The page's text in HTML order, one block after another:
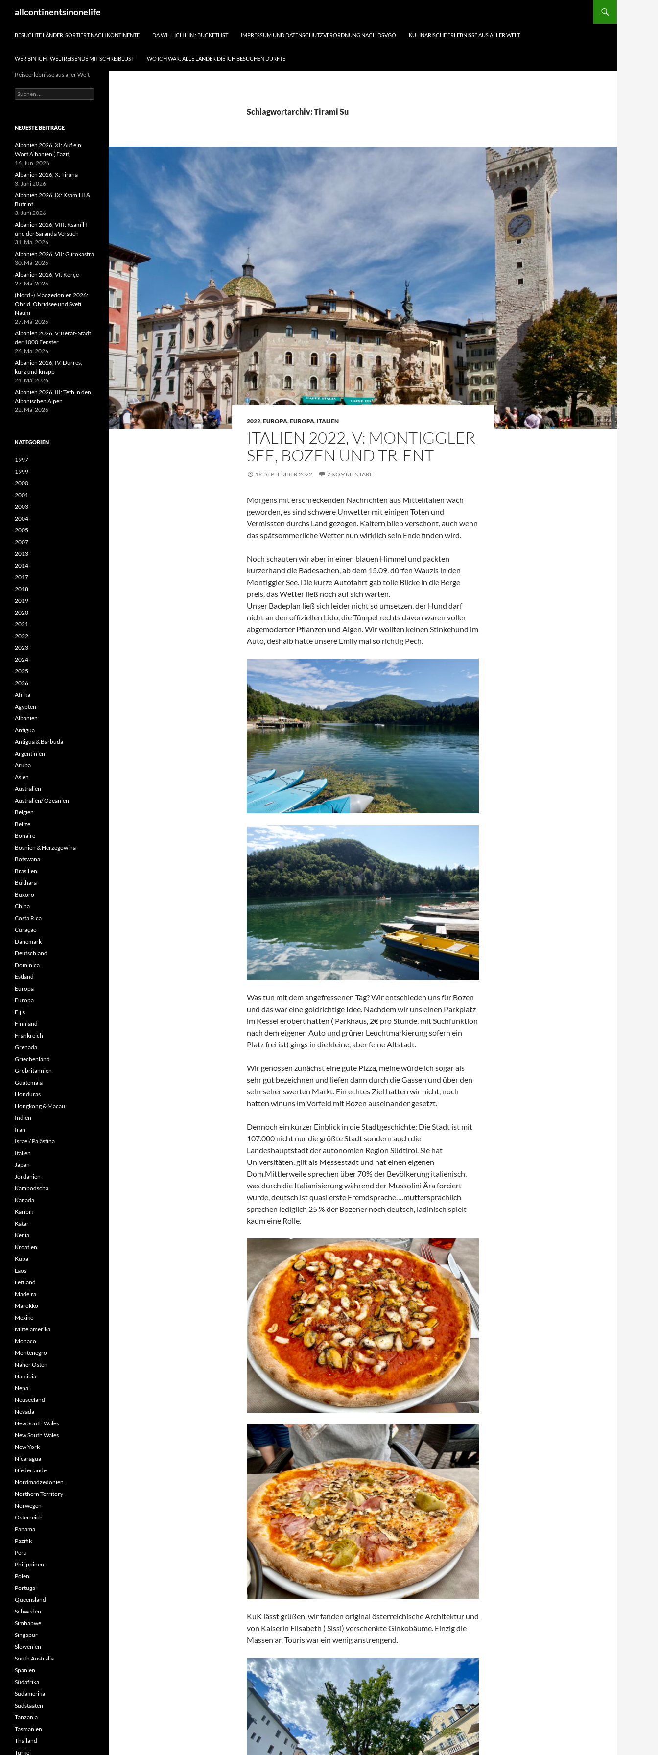
Inhaltallcontinentsinonelife
BESUCHTE LÄNDER, SORTIERT NACH KONTINENTE DA WILL ICH HIN : BUCKETLIST IMPRESSUM UND DATENSCHUTZVERORDNUNG NACH DSVGO KULINARISCHE ERLEBNISSE AUS ALLER WELT
WER BIN ICH : WELTREISENDE MIT SCHREIBLUST WO ICH WAR: ALLE LÄNDER DIE ICH BESUCHEN DURFTE
Schlagwortarchiv: Tirami Su
2022,EUROPA,EUROPA, ITALIEN
ITALIEN 2022, V: MONTIGGLER
SEE, BOZEN UND TRIENT
19. SEPTEMBER 2022 2 KOMMENTARE
Morgens mit erschreckenden Nachrichten aus Mittelitalien wach
geworden, es sind schwere Unwetter mit einigen Toten und
Vermissten durchs Land gezogen. Kaltern blieb verschont, auch wenn
das spätsommerliche Wetter nun wirklich sein Ende finden wird.
Noch schauten wir aber in einen blauen Himmel und packten
kurzerhand die Badesachen, ab dem 15.09. dürfen Wauzis in den
Montiggler See. Die kurze Autofahrt gab tolle Blicke in die Berge
preis, das Wetter ließ noch auf sich warten.
Unser Badeplan ließ sich leider nicht so umsetzen, der Hund darf
nicht an den offiziellen Lido, die Tümpel rechts davon waren voller
abgemoderter Pflanzen und Algen. Wir wollten keinen Stinkehund im
Auto, deshalb hatte unsere Emily mal so richtig Pech.
Was tun mit dem angefressenen Tag? Wir entschieden uns für Bozen
und das war eine goldrichtige Idee. Nachdem wir uns einen Parkplatz
im Kessel erobert hatten ( Parkhaus, 2€ pro Stunde, mit Suchfunktion
nach dem eigenen Auto und grüner Leuchtmarkierung sofern ein
Platz frei ist) gings in die kleine, aber feine Altstadt.
Wir genossen zunächst eine gute Pizza, meine würde ich sogar als
sehr gut bezeichnen und liefen dann durch die Gassen und über den
sehr sehenswerten Markt. Ein echtes Ziel hatten wir nicht, noch
hatten wir uns im Vorfeld mit Bozen auseinander gesetzt.
Dennoch ein kurzer Einblick in die Stadtgeschichte: Die Stadt ist mit
107.000 nicht nur die größte Stadt sondern auch die
Landeshauptstadt der autonomien Region Südtirol. Sie hat
Universitäten, gilt als Messestadt und hat einen eigenen
Dom.Mittlerweile sprechen über 70% der Bevölkerung italienisch,
was durch die Italianisierung während der Mussolini Ära forciert
wurde, deutsch ist quasi erste Fremdsprache….muttersprachlich
sprechen lediglich 25 % der Bozener noch deutsch, ladinisch spielt
kaum eine Rolle.
KuK lässt grüßen, wir fanden original österreichische Architektur und
von Kaiserin Elisabeth ( Sissi) verschenkte Ginkobäume. Einzig die
Massen an Touris war ein wenig anstrengend.
Reiseerlebnisse aus aller Welt
Suchen
nach:
NEUESTE BEITRÄGE
Albanien 2026, XI: Auf ein
Wort Albanien ( Fazit)
16. Juni 2026
Albanien 2026, X: Tirana
3. Juni 2026
Albanien 2026, IX: Ksamil II &
Butrint
3. Juni 2026
Albanien 2026, VIII: Ksamil I
und der Saranda Versuch
31. Mai 2026
Albanien 2026, VII: Gjirokastra
30. Mai 2026
Albanien 2026, VI: Korçë
27. Mai 2026
(Nord,-) Madzedonien 2026:
Ohrid, Ohridsee und Sveti
Naum
27. Mai 2026
Albanien 2026, V: Berat- Stadt
der 1000 Fenster
26. Mai 2026
Albanien 2026, IV: Dürres,
kurz und knapp
24. Mai 2026
Albanien 2026, III: Teth in den
Albanischen Alpen
22. Mai 2026
KATEGORIEN
1997
1999
2000
2001
2003
2004
2005
2007
2013
2014
2017
2018
2019
2020
2021
2022
2023
2024
2025
2026
Afrika
Ägypten
Albanien
Antigua
Antigua & Barbuda
Argentinien
Aruba
Asien
Australien
Australien/ Ozeanien
Belgien
Belize
Bonaire
Bosnien & Herzegowina
Botswana
Brasilien
Bukhara
Buxoro
China
Costa Rica
Curaçao
Dänemark
Deutschland
Dominica
Estland
Europa
Europa
Fijis
Finnland
Frankreich
Grenada
Griechenland
Grobritannien
Guatemala
Honduras
Hongkong & Macau
Indien
Iran
Israel/ Palästina
Italien
Japan
Jordanien
Kambodscha
Kanada
Karibik
Katar
Kenia
Kroatien
Kuba
Laos
Lettland
Madeira
Marokko
Mexiko
Mittelamerika
Monaco
Montenegro
Naher Osten
Namibia
Nepal
Neuseeland
Nevada
New South Wales
New South Wales
New York
Nicaragua
Niederlande
Nordmadzedonien
Northern Territory
Norwegen
Österreich
Panama
Pazifik
Peru
Philippinen
Polen
Portugal
Queensland
Schweden
Simbabwe
Singapur
Slowenien
South Australia
Spanien
Südafrika
Südamerika
Südstaaten
Tanzania
Tasmanien
Thailand
Türkei